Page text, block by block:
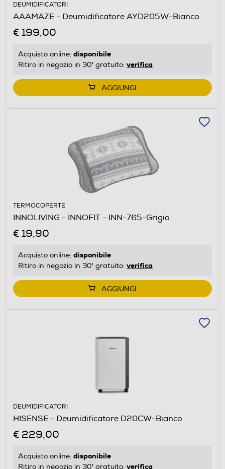
DEUMIDIFICATORI
AAAMAZE - Deumidificatore AYD205W-Bianco
€ 199,00
Acquisto online: disponibile
Ritiro in negozio in 30' gratuito: verifica
AGGIUNGI
TERMOCOPERTE
INNOLIVING - INNOFIT - INN-765-Grigio
€ 19,90
Acquisto online: disponibile
Ritiro in negozio in 30' gratuito: verifica
AGGIUNGI
DEUMIDIFICATORI
HISENSE - Deumidificatore D20CW-Bianco
€ 229,00
Acquisto online: disponibile
Ritiro in negozio in 30' gratuito: verifica